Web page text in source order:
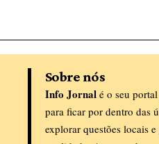
Sobre nós
Info Jornalé o seu portal
para ficar por dentro das
explorar questões locais